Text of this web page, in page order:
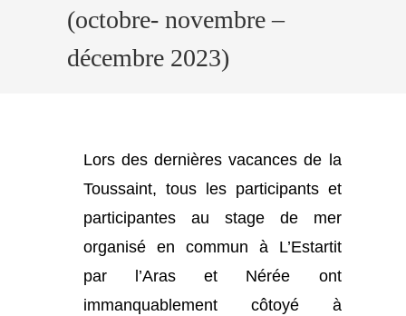
(octobre- novembre –
décembre 2023)
Lors des dernières vacances de la
Toussaint, tous les participants et
participantes au stage de mer
organisé en commun à L’Estartit
par l’Aras et Nérée ont
immanquablement côtoyé à